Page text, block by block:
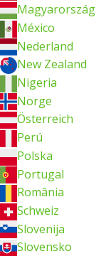
Magyarország
México
Nederland
New Zealand
Nigeria
Norge
Österreich
Perú
Polska
Portugal
România
Schweiz
Slovenija
Slovensko